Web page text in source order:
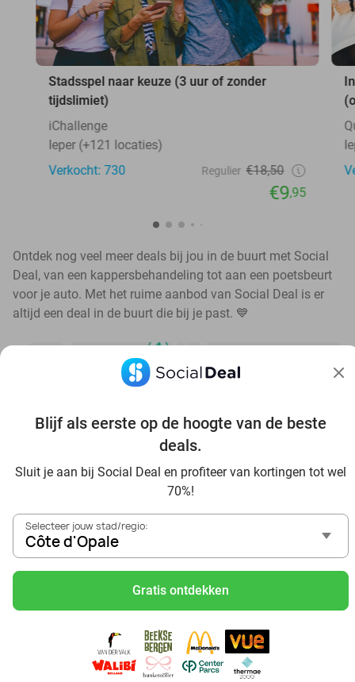
Blijf als eerste op de hoogte van de beste
deals.
Sluit je aan bij Social Deal en profiteer van kortingen tot wel
70%!
Selecteer jouw stad/regio:
Côte d'Opale
Gratis ontdekken
Stadsspel naar keuze (3 uur of zonder
tijdslimiet)
iChallenge
Ieper (+121 locaties)
Verkocht: 730
Regulier €18,50
€9,95
Ontdek nog veel meer deals bij jou in de buurt met Social
Deal, van een kappersbehandeling tot aan een poetsbeurt
voor je auto. Met het ruime aanbod van Social Deal is er
altijd een deal in de buurt die bij je past. 💙
Bekijk nog meer topdeals in jouw omgeving
Visitez Eauzone SPA à prix réduit à Côte d'Opale
Allez au spa à Côte d'Opale et ses environs
Petit-déjeuner et lunch à Côte d'Opale
Mangez des sushis à Côte d'Opale